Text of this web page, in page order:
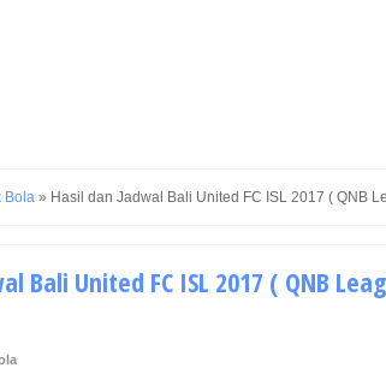
Bola » Hasil dan Jadwal Bali United FC ISL 2017 ( QNB
Bali United FC ISL 2017 ( QNB